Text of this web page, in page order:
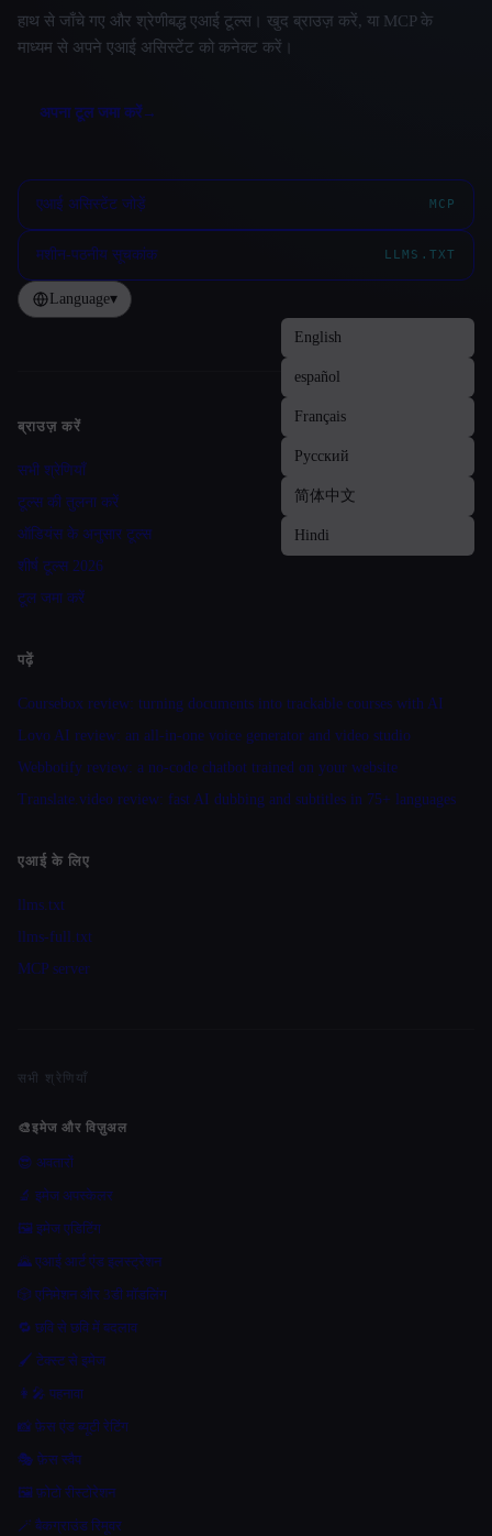
हाथ से जाँचे गए और श्रेणीबद्ध एआई टूल्स। खुद ब्राउज़ करें, या MCP के
माध्यम से अपने एआई असिस्टेंट को कनेक्ट करें।
अपना टूल जमा करें→
एआई असिस्टेंट जोड़ें MCP
मशीन-पठनीय सूचकांक LLMS.TXT
Language▾
Site navigation
ब्राउज़ करें
सभी श्रेणियाँ
टूल्स की तुलना करें
ऑडियंस के अनुसार टूल्स
शीर्ष टूल्स 2026
टूल जमा करें
पढ़ें
Coursebox review: turning documents into trackable courses with AI
Lovo AI review: an all-in-one voice generator and video studio
Webbotify review: a no-code chatbot trained on your website
Translate.video review: fast AI dubbing and subtitles in 75+ languages
एआई के लिए
llms.txt
llms-full.txt
MCP server
सभी श्रेणियाँ
🎨इमेज और विज़ुअल
😎 अवतारों
🔬 इमेज अपस्केलर
🖼️ इमेज एडिटिंग
🌄 एआई आर्ट एंड इलस्ट्रेशन
🎲 एनिमेशन और 3डी मॉडलिंग
🔁 छवि से छवि में बदलाव
🖌️ टेक्स्ट से इमेज
👩‍🎤 पहनावा
📸 फ़ेस एंड ब्यूटी रेटिंग
🎭 फ़ेस स्वैप
🖼️ फ़ोटो रीस्टोरेशन
🪄 बैकग्राउंड रिमूवर